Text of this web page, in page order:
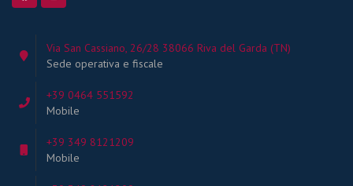
Via San Cassiano, 26/28 38066 Riva del Garda (TN)
Sede operativa e fiscale
+39 0464 551592
Mobile
+39 349 8121209
Mobile